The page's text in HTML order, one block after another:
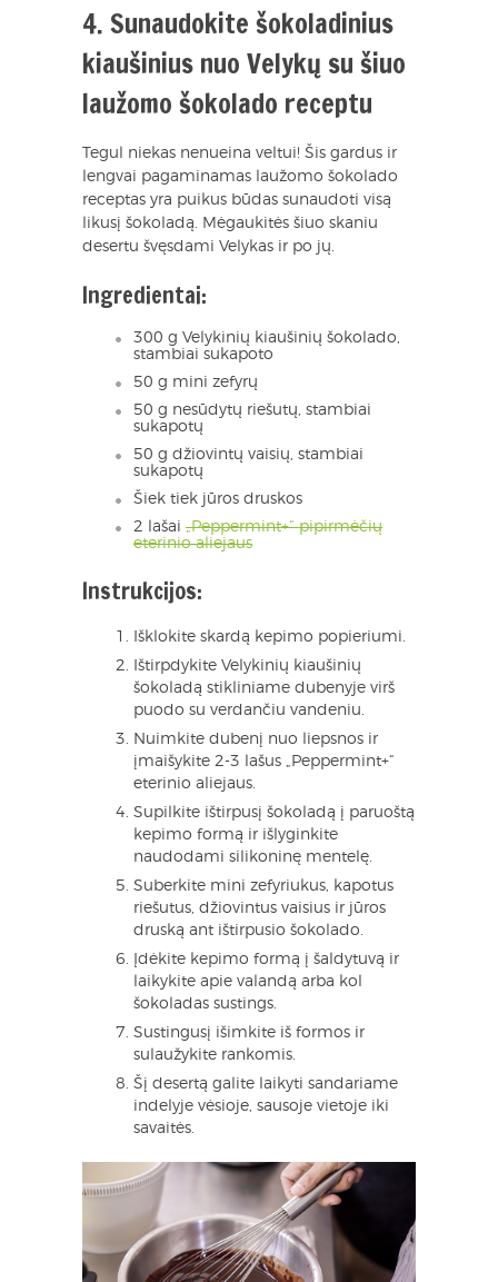
4. Sunaudokite šokoladinius
kiaušinius nuo Velykų su šiuo
laužomo šokolado receptu
Tegul niekas nenueina veltui! Šis gardus ir
lengvai pagaminamas laužomo šokolado
receptas yra puikus būdas sunaudoti visą
likusį šokoladą. Mėgaukitės šiuo skaniu
desertu švęsdami Velykas ir po jų.
Ingredientai:
300 g Velykinių kiaušinių šokolado,
stambiai sukapoto
50 g mini zefyrų
50 g nesūdytų riešutų, stambiai
sukapotų
50 g džiovintų vaisių, stambiai
sukapotų
Šiek tiek jūros druskos
2 lašai „Peppermint+“ pipirmėčių
eterinio aliejaus
Instrukcijos:
Išklokite skardą kepimo popieriumi.
Ištirpdykite Velykinių kiaušinių
šokoladą stikliniame dubenyje virš
puodo su verdančiu vandeniu.
Nuimkite dubenį nuo liepsnos ir
įmaišykite 2-3 lašus „Peppermint+“
eterinio aliejaus.
Supilkite ištirpusį šokoladą į paruoštą
kepimo formą ir išlyginkite
naudodami silikoninę mentelę.
Suberkite mini zefyriukus, kapotus
riešutus, džiovintus vaisius ir jūros
druską ant ištirpusio šokolado.
Įdėkite kepimo formą į šaldytuvą ir
laikykite apie valandą arba kol
šokoladas sustings.
Sustingusį išimkite iš formos ir
sulaužykite rankomis.
Šį desertą galite laikyti sandariame
indelyje vėsioje, sausoje vietoje iki
savaitės.